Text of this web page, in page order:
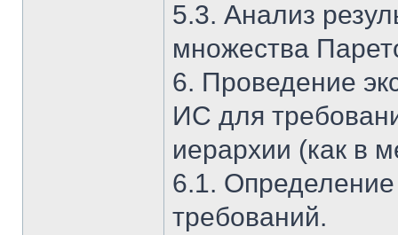
5.3. Анализ
множества
6. Проведение
ИС для
иерархии (как в
6.1.
требований.